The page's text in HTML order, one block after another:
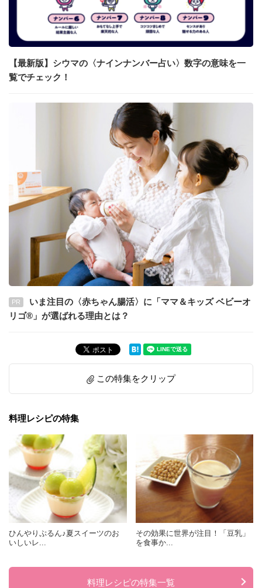
【最新版】シウマの〈ナインナンバー占い〉数字の意味を一
覧でチェック！
PR
いま注目の〈赤ちゃん腸活〉に「ママ＆キッズ ベビーオ
リゴ®」が選ばれる理由とは？
この特集をクリップ
料理レシピの特集
ひんやりぷるん♪夏スイーツのお
いしいレ...
その効果に世界が注目！「豆乳」
を食事か...
料理レシピの特集一覧